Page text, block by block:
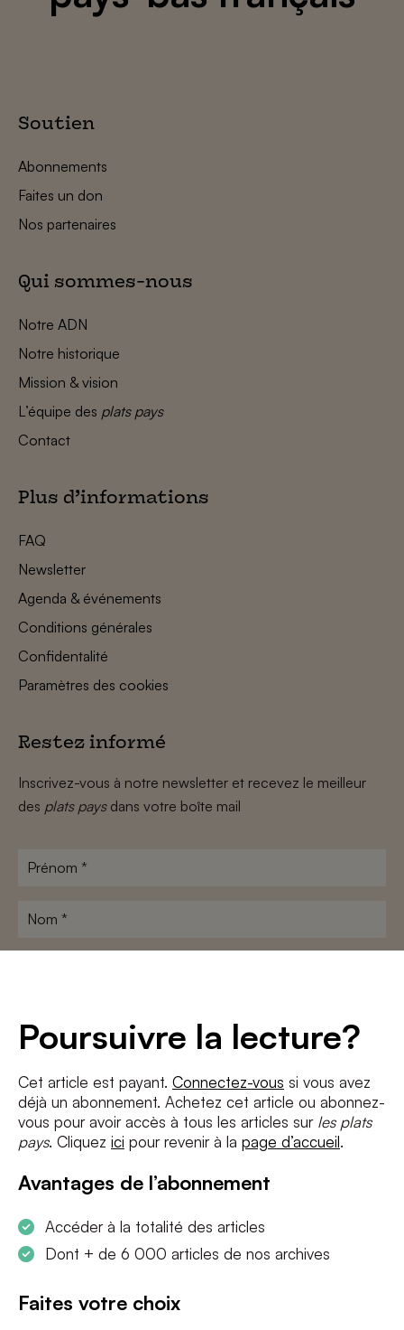
Poursuivre la lecture?
Cet article est payant. Connectez-vous si vous avez
déjà un abonnement. Achetez cet article ou abonnez-
vous pour avoir accès à tous les articles sur les plats
pays. Cliquez ici pour revenir à la page d’accueil.
Avantages de l’abonnement
Accéder à la totalité des articles
Dont + de 6 000 articles de nos archives
Faites votre choix
Soutien
Abonnements
Faites un don
Nos partenaires
Qui sommes-nous
Notre ADN
Notre historique
Mission & vision
L’équipe des plats pays
Contact
Plus d’informations
FAQ
Newsletter
Agenda & événements
Conditions générales
Confidentalité
Paramètres des cookies
Restez informé
Inscrivez-vous à notre newsletter et recevez le meilleur
des plats paysdans votre boîte mail
Prénom
Nom
J'accepte les termes et conditions etla politique de confidentialité
S'INSCRIRE